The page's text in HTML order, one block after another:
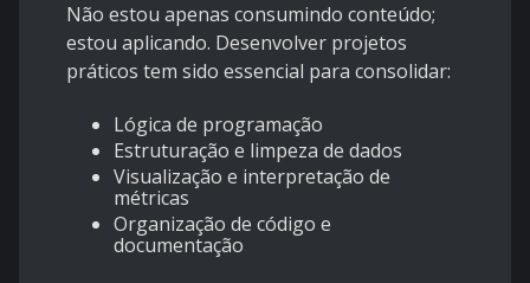
Não estou apenas consumindo conteúdo;
estou aplicando. Desenvolver projetos
práticos tem sido essencial para consolidar:
Lógica de programação
Estruturação e limpeza de dados
Visualização e interpretação de
métricas
Organização de código e
documentação